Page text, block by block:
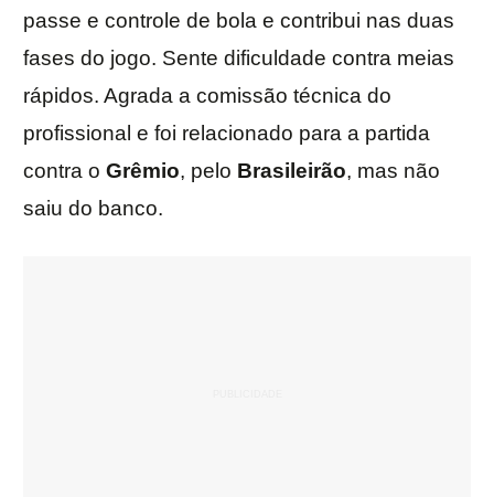
passe e controle de bola e contribui nas duas
fases do jogo. Sente dificuldade contra meias
rápidos. Agrada a comissão técnica do
profissional e foi relacionado para a partida
contra o Grêmio, pelo Brasileirão, mas não
saiu do banco.